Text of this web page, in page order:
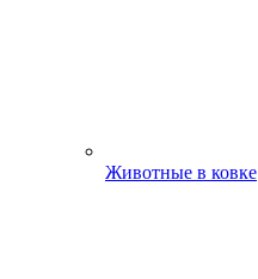
Животные в ковке